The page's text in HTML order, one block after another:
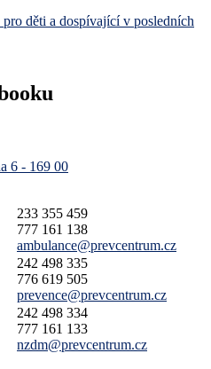
děti a dospívající v posledních
6 - 169 00
233 355 459
777 161 138
ambulance@prevcentrum.cz
242 498 335
776 619 505
prevence@prevcentrum.cz
242 498 334
777 161 133
nzdm@prevcentrum.cz